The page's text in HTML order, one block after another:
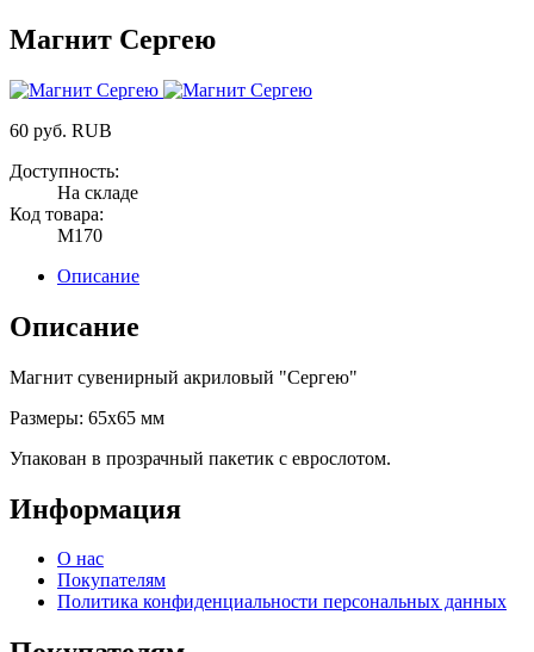
Магнит Сергею
60 руб. RUB
Доступность:
На складе
Код товара:
М170
Описание
Описание
Магнит сувенирный акриловый "Сергею"
Размеры: 65х65 мм
Упакован в прозрачный пакетик с еврослотом.
Информация
О нас
Покупателям
Политика конфиденциальности персональных данных